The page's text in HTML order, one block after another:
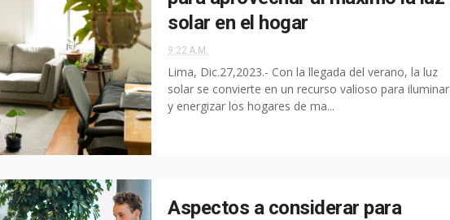
solar en el hogar
9:22 A.M.
Lima, Dic.27,2023.- Con la llegada del verano, la luz
solar se convierte en un recurso valioso para iluminar
y energizar los hogares de ma...
Aspectos a considerar para